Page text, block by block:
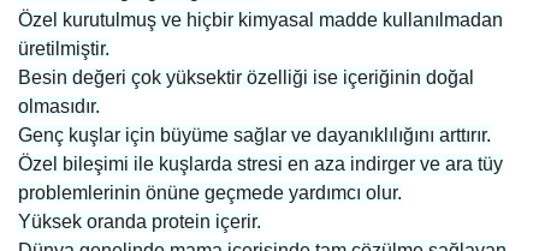
Özel kurutulmuş ve hiçbir kimyasal madde kullanılmadan
üretilmiştir.
Besin değeri çok yüksektir özelliği ise içeriğinin doğal
olmasıdır.
Genç kuşlar için büyüme sağlar ve dayanıklılığını arttırır.
Özel bileşimi ile kuşlarda stresi en aza indirger ve ara tüy
problemlerinin önüne geçmede yardımcı olur.
Yüksek oranda protein içerir.